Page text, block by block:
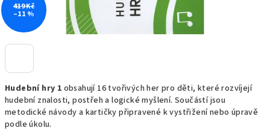
Hudební hry 1 obsahují 16 tvořivých her pro děti, které rozvíjejí
hudební znalosti, postřeh a logické myšlení. Součástí jsou
metodické návody a kartičky připravené k vystřižení nebo úpravě
podle úkolu.
419 Kč
–11 %